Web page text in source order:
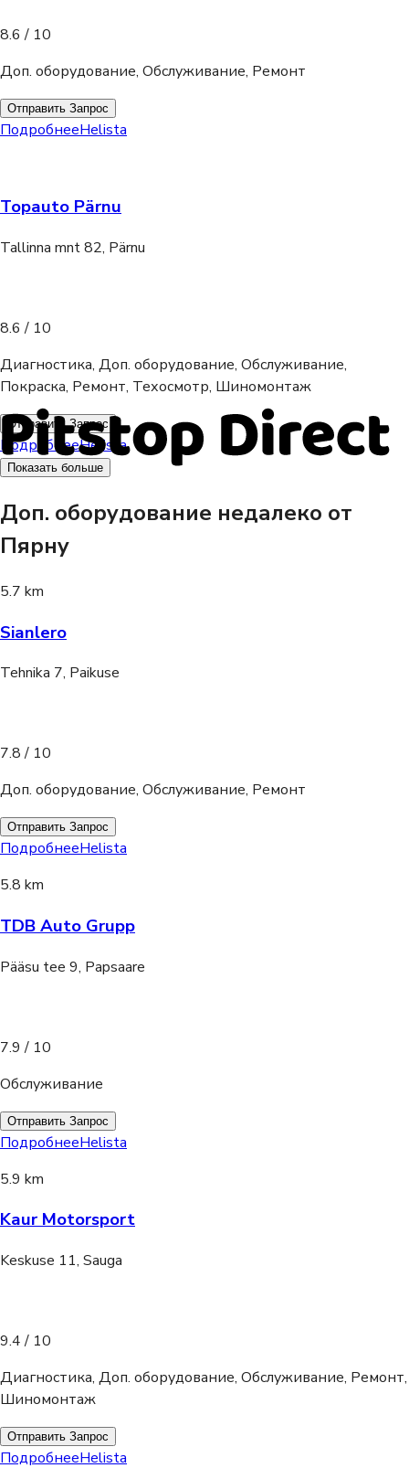
8.6 / 10
Доп. оборудование, Обслуживание, Ремонт
Отправить Запрос
ПодробнееHelista
Topauto Pärnu
Tallinna mnt 82, Pärnu
8.6 / 10
Диагностика, Доп. оборудование, Обслуживание,
Покраска, Ремонт, Техосмотр, Шиномонтаж
Отправить Запрос
ПодробнееHelista
Показать больше
Доп. оборудование недалеко от
Пярну
5.7 km
Sianlero
Tehnika 7, Paikuse
7.8 / 10
Доп. оборудование, Обслуживание, Ремонт
Отправить Запрос
ПодробнееHelista
5.8 km
TDB Auto Grupp
Pääsu tee 9, Papsaare
7.9 / 10
Обслуживание
Отправить Запрос
ПодробнееHelista
5.9 km
Kaur Motorsport
Keskuse 11, Sauga
9.4 / 10
Диагностика, Доп. оборудование, Обслуживание, Ремонт,
Шиномонтаж
Отправить Запрос
ПодробнееHelista